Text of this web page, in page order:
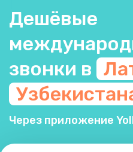
Дешёвые
звонки в
Через приложение